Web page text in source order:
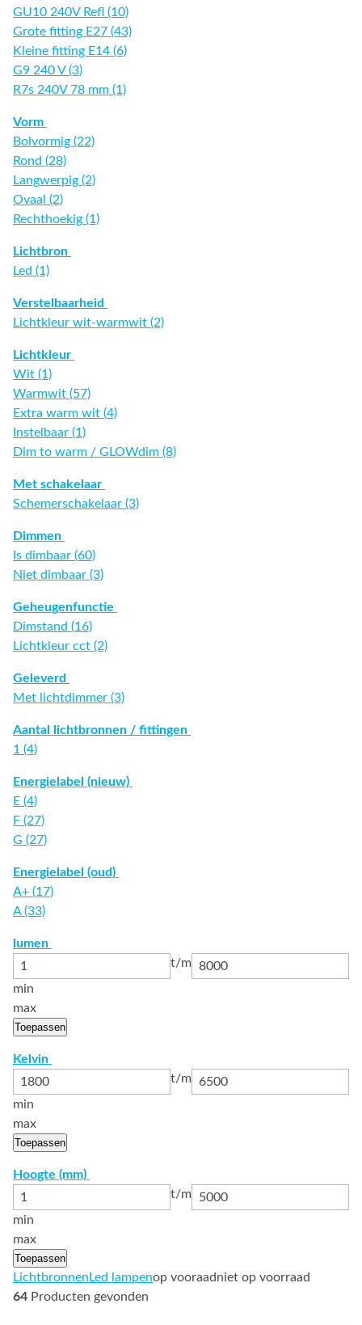
GU10 240V Refl (10)
Grote fitting E27 (43)
Kleine fitting E14 (6)
G9 240 V (3)
R7s 240V 78 mm (1)
Vorm
Bolvormig (22)
Rond (28)
Langwerpig (2)
Ovaal (2)
Rechthoekig (1)
Lichtbron
Led (1)
Verstelbaarheid
Lichtkleur wit-warmwit (2)
Lichtkleur
Wit (1)
Warmwit (57)
Extra warm wit (4)
Instelbaar (1)
Dim to warm / GLOWdim (8)
Met schakelaar
Schemerschakelaar (3)
Dimmen
Is dimbaar (60)
Niet dimbaar (3)
Geheugenfunctie
Dimstand (16)
Lichtkleur cct (2)
Geleverd
Met lichtdimmer (3)
Aantal lichtbronnen / fittingen
1 (4)
Energielabel (nieuw)
E (4)
F (27)
G (27)
Energielabel (oud)
A+ (17)
A (33)
lumen
t/m
min
max
Toepassen
Kelvin
t/m
min
max
Toepassen
Hoogte (mm)
t/m
min
max
Toepassen
Lichtbronnen Led lampenop vooraadniet op voorraad
64 Producten gevonden